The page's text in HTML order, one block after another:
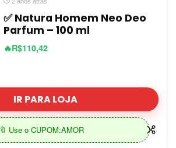
✅ Natura Homem Neo Deo
Parfum – 100 ml
🔥R$110,42
IR PARA LOJA
🔖 Use o CUPOM:AMOR